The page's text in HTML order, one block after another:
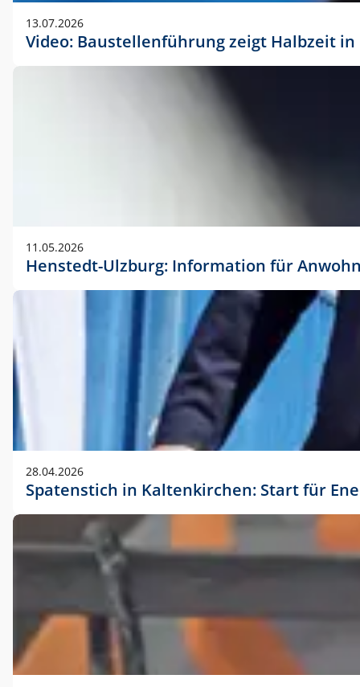
13.07.2026
Video: Baustellenführung zeigt Halbzeit
11.05.2026
Henstedt-Ulzburg: Information für
28.04.2026
Spatenstich in Kaltenkirchen: Start für